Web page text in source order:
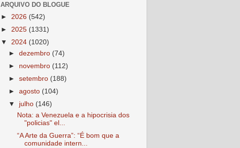
ARQUIVO DO BLOGUE
► 2026 (542)
► 2025 (1331)
▼ 2024 (1020)
►dezembro (74)
► novembro (112)
►setembro (188)
►agosto (104)
▼ julho (146)
Nota: a Venezuela e a hipocrisia dos
"policias" el...
“A Arte da Guerra”: “É bom que a
comunidade intern...